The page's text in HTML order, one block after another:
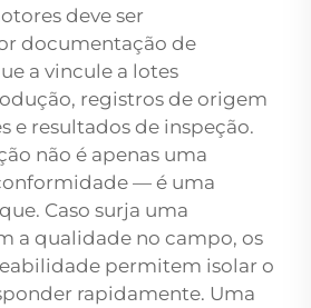
deve ser
documentação de
a vincule a lotes
registros de origem
e resultados de inspeção.
não é apenas uma
— é uma
Caso surja uma
a qualidade no campo, os
permitem isolar o
rapidamente. Uma